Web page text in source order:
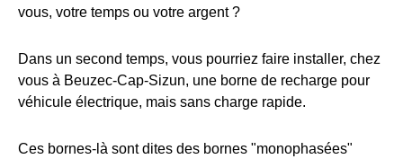
vous, votre temps ou votre argent ?
Dans un second temps, vous pourriez faire installer, chez
vous à Beuzec-Cap-Sizun, une borne de recharge pour
véhicule électrique, mais sans charge rapide.
Ces bornes-là sont dites des bornes "monophasées"